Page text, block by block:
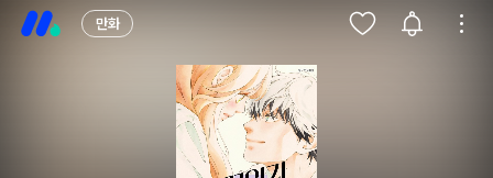
만화